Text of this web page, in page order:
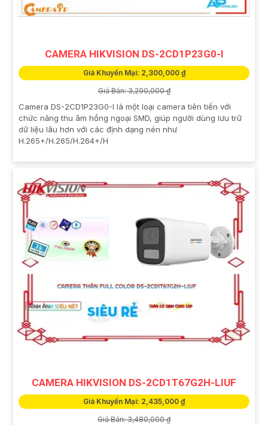
CAMERA HIKVISION DS-2CD1P23G0-I
Giá Khuyến Mại: 2,300,000 ₫
Giá Bán: 3,290,000 ₫
Camera DS-2CD1P23G0-I là một loại camera tiên tiến với
chức năng thu âm hồng ngoại SMD, giúp người dùng lưu trữ
dữ liệu lâu hơn với các định dạng nén như
H.265+/H.265/H.264+/H
CAMERA HIKVISION DS-2CD1T67G2H-LIUF
Giá Khuyến Mại: 2,435,000 ₫
Giá Bán: 3,480,000 ₫